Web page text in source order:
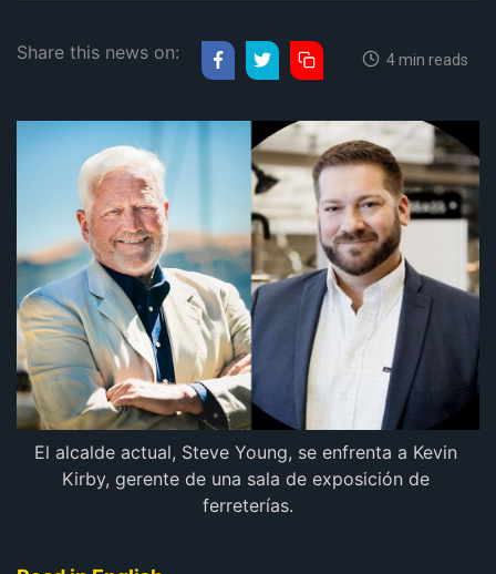
Share this news on: 4 min reads
El alcalde actual, Steve Young, se enfrenta a Kevin
Kirby, gerente de una sala de exposición de
ferreterías.